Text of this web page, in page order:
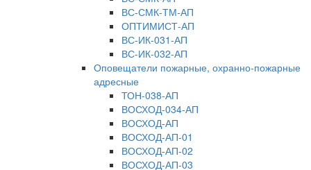
ВС-СМК-ТМ-АП
ОПТИМИСТ-АП
ВС-ИК-031-АП
ВС-ИК-032-АП
Оповещатели пожарные, охранно-пожарные
адресные
ТОН-038-АП
ВОСХОД-034-АП
ВОСХОД-АП
ВОСХОД-АП-01
ВОСХОД-АП-02
ВОСХОД-АП-03